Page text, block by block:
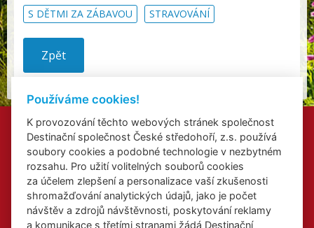
S DĚTMI ZA ZÁBAVOU STRAVOVÁNÍ
Zpět
Kontakty
Přidat akci
Přihlášení odběru newsletterů
Cookies
Používáme cookies!
K provozování těchto webových stránek společnost
Destinační společnost České středohoří, z.s. používá
soubory cookies a podobné technologie v nezbytném
rozsahu. Pro užití volitelných souborů cookies
za účelem zlepšení a personalizace vaší zkušenosti
shromažďování analytických údajů, jako je počet
návštěv a zdrojů návštěvnosti, poskytování reklamy
a komunikace s třetími stranami žádá Destinační